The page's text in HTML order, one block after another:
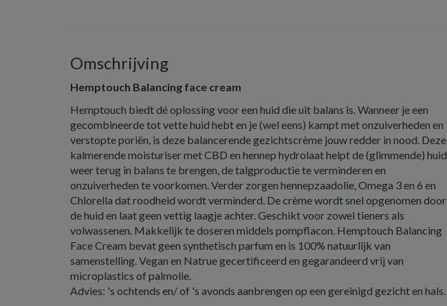
Omschrijving
Hemptouch Balancing face cream
Hemptouch biedt dé oplossing voor een huid die uit balans is. Wanneer je een
gecombineerde tot vette huid hebt en je (wel eens) kampt met onzuiverheden en
verstopte poriën, is deze balancerende gezichtscrème jouw redder in nood. Deze
kalmerende moisturiser met CBD en hennep hydrolaat helpt de (glimmende) huid
weer terug in balans te brengen, de talgproductie te verminderen en
onzuiverheden te voorkomen. Verder zorgen hennepzaadolie, Omega 3 en 6 en
Chlorella dat roodheid wordt verminderd. De crème wordt snel opgenomen door
de huid en laat geen vettig laagje achter. Geschikt voor zowel tieners als
volwassenen. Makkelijk te doseren middels pompflacon. Hemptouch Balancing
Face Cream bevat geen synthetisch parfum en is 100% natuurlijk van
samenstelling. Vegan en Natrue gecertificeerd en gegarandeerd vrij van
microplastics of palmolie.
Advies: 's ochtends en/ of 's avonds aanbrengen op een gereinigd gezicht en hals.